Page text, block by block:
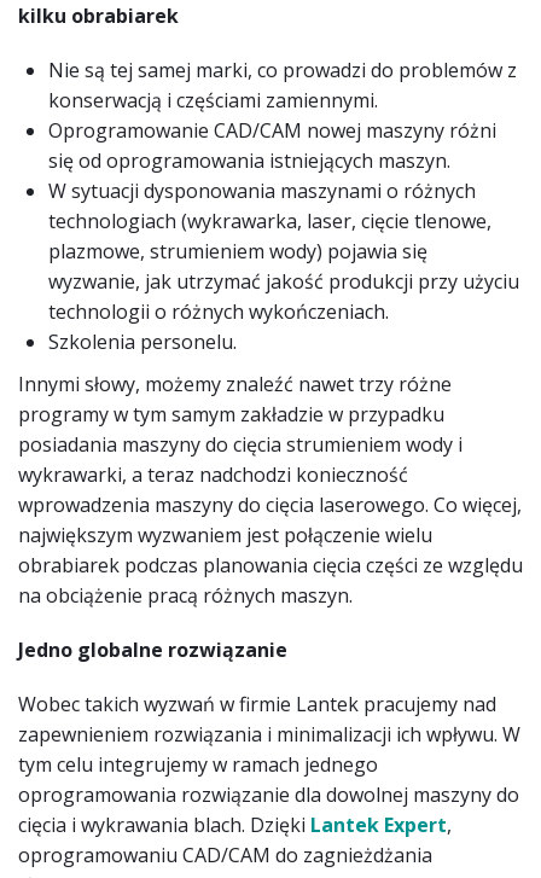
kilku obrabiarek
Nie są tej samej marki, co prowadzi do problemów z
konserwacją i częściami zamiennymi.
Oprogramowanie CAD/CAM nowej maszyny różni
się od oprogramowania istniejących maszyn.
W sytuacji dysponowania maszynami o różnych
technologiach (wykrawarka, laser, cięcie tlenowe,
plazmowe, strumieniem wody) pojawia się
wyzwanie, jak utrzymać jakość produkcji przy użyciu
technologii o różnych wykończeniach.
Szkolenia personelu.
Innymi słowy, możemy znaleźć nawet trzy różne
programy w tym samym zakładzie w przypadku
posiadania maszyny do cięcia strumieniem wody i
wykrawarki, a teraz nadchodzi konieczność
wprowadzenia maszyny do cięcia laserowego. Co więcej,
największym wyzwaniem jest połączenie wielu
obrabiarek podczas planowania cięcia części ze względu
na obciążenie pracą różnych maszyn.
Jedno globalne rozwiązanie
Wobec takich wyzwań w firmie Lantek pracujemy nad
zapewnieniem rozwiązania i minimalizacji ich wpływu. W
tym celu integrujemy w ramach jednego
oprogramowania rozwiązanie dla dowolnej maszyny do
cięcia i wykrawania blach. Dzięki Lantek Expert,
oprogramowaniu CAD/CAM do zagnieżdżania